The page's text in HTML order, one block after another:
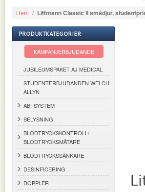
Hem / Littmann Classic II smådjur,
PRODUKTKATEGORIER
KAMPANJERBJUDANDE
JUBILEUMSPAKET AJ MEDICAL
STUDENTERBJUDANDEN WELCH
ALLYN
ABI-SYSTEM
BELYSNING
BLODTRYCKSKONTROLL/
BLODTRYCKSMÄTARE
BLODTRYCKSSÄNKARE
DESINFICERING
DOPPLER